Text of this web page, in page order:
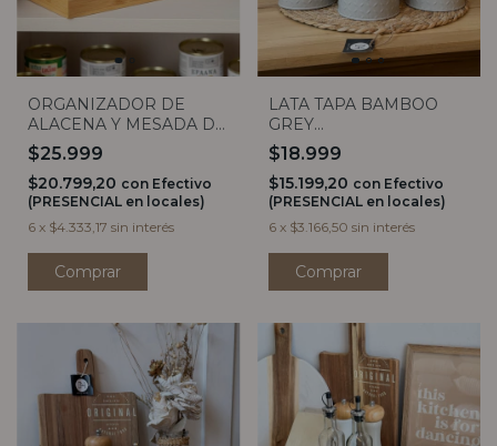
ORGANIZADOR DE
ALACENA Y MESADA DE
BAMBOO 4 DIVISIONES
$25.999
$20.799,20 con Efectivo
(PRESENCIAL en locales)
6 x $4.333,17 sin interés
LATA TAPA BAMBOO
GREY
TEA/SUGAR/COFFEE
$18.999
$15.199,20 con Efectivo
(PRESENCIAL en locales)
6 x $3.166,50 sin interés
Comprar